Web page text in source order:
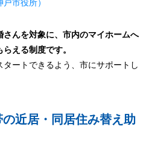
市役所）
んを対象に、市内のマイホームへ
える制度です。
ートできるよう、市にサポートし
近居・同居住み替え助